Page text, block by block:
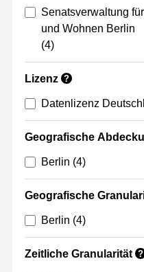
Senatsverwaltung
und Wohnen Berlin
(4)
Lizenz ?
Datenlizenz
Geografische
Berlin (4)
Geografische
Berlin (4)
Zeitliche Granularität ?